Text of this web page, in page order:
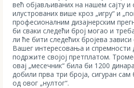
већ објављиваних на нашем сајту и
илустрованих више кроз „игру“ и
професионалним дизајнерским
би сваки следећи број могао и
ли ће бити следећих бројева
Вашег интересовања и
подржите својој претплатом.
овај „месечник“ била би 1200
добили прва три броја, сигуран
од овог „нултог“.